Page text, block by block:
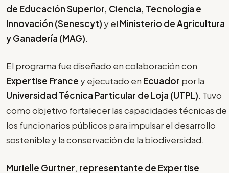
de Educación Superior, Ciencia, Tecnología e
Innovación (Senescyt) y el Ministerio de Agricultura
y Ganadería (MAG).
El programa fue diseñado en colaboración con
Expertise France y ejecutado en Ecuador por la
Universidad Técnica Particular de Loja (UTPL). Tuvo
como objetivo fortalecer las capacidades técnicas de
los funcionarios públicos para impulsar el desarrollo
sostenible y la conservación de la biodiversidad.
Murielle Gurtner, representante de Expertise